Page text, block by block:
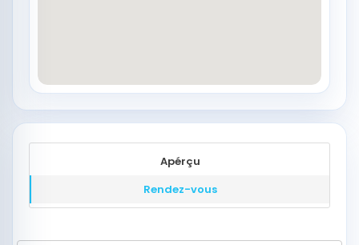
Apérçu
Rendez-vous